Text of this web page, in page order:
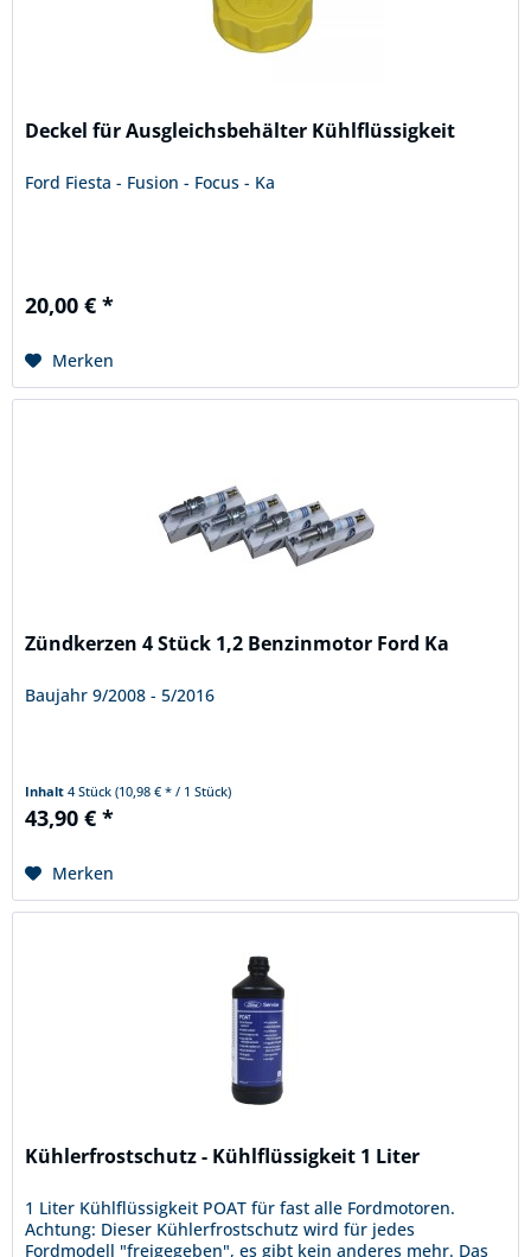
Deckel für Ausgleichsbehälter Kühlflüssigkeit
Ford Fiesta - Fusion - Focus - Ka
20,00 € *
Merken
Zündkerzen 4 Stück 1,2 Benzinmotor Ford Ka
Baujahr 9/2008 - 5/2016
Inhalt4 Stück(10,98 € * / 1 Stück)
43,90 € *
Merken
Kühlerfrostschutz - Kühlflüssigkeit 1 Liter
1 Liter Kühlflüssigkeit POAT für fast alle Fordmotoren.
Achtung: Dieser Kühlerfrostschutz wird für jedes
Fordmodell "freigegeben", es gibt kein anderes mehr. Das